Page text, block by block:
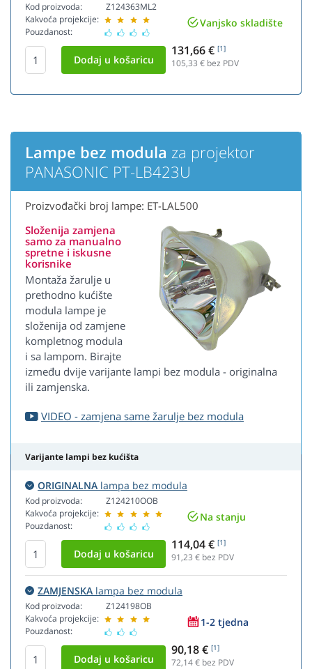
Kod proizvoda:
Kakvoća projekcije:
Pouzdanost:
Z124363ML2
Vanjsko skladište
131,66 € [1]
105,33 € bez PDV
Lampe bez modula za projektor
PANASONIC PT-LB423U
Proizvođački broj lampe: ET-LAL500
Složenija zamjena
samo za manualno
spretne i iskusne
korisnike
Montaža žarulje u
prethodno kućište
modula lampe je
složenija od zamjene
kompletnog modula
i sa lampom. Birajte
između dvije varijante lampi bez modula - originalna
ili zamjenska.
VIDEO - zamjena same žarulje bez modula
Varijante lampi bez kućišta
ORIGINALNA lampa bez modula
Kod proizvoda:
Kakvoća projekcije:
Pouzdanost:
Z124210OOB
Na stanju
114,04 € [1]
91,23 € bez PDV
ZAMJENSKA lampa bez modula
Kod proizvoda:
Kakvoća projekcije:
Pouzdanost:
Z124198OB
1-2 tjedna
90,18 € [1]
72,14€ bez PDV